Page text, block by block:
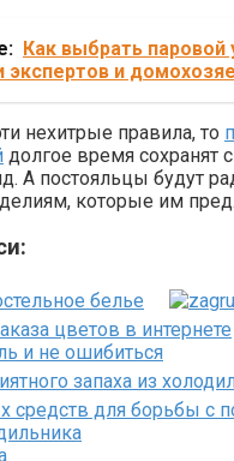
Как выбрать паровой
экспертов и
нехитрые правила, то
долгое время сохранят
А постояльцы будут
которые им
белье
цветов в интернете
и не ошибиться
средств для борьбы с